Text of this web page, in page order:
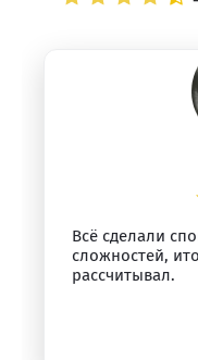
Всё сделали
сложностей,
рассчитывал.